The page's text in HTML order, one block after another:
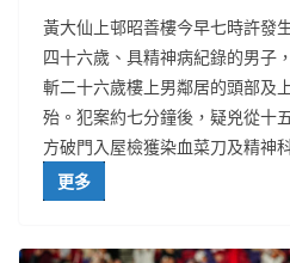
黃大仙上邨昭善樓今早七時許發
四十六歲、具精神病紀錄的男子
斬二十六歲樓上男鄰居的頭部及
殆。犯案約七分鐘後，疑兇從十
方破門入屋檢獲染血菜刀及精神
更多